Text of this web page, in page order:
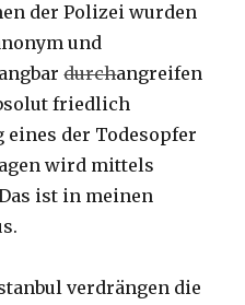
der Polizei wurden
und
durchangreifen
friedlich
eines der Todesopfer
wird mittels
ist in meinen
verdrängen die